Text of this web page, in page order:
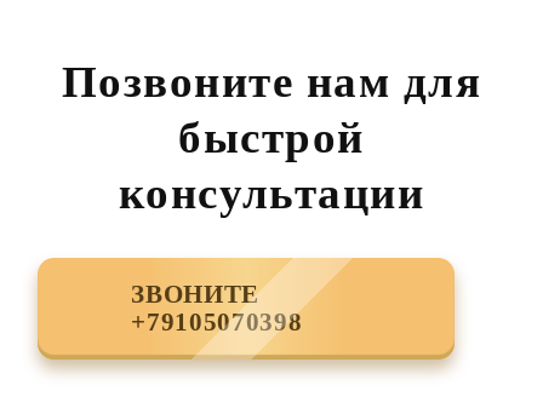
Позвоните нам для
быстрой
консультации
ЗВОНИТЕ
+79105070398